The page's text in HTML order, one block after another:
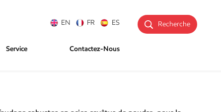
Recherche
EN FR ES
Service Contactez-Nous